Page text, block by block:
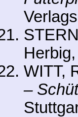
WITT,
–